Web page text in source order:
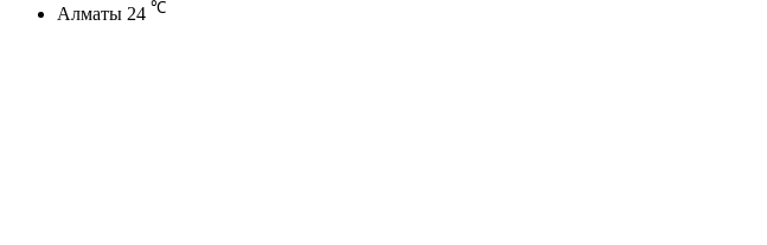
Алматы 24 ℃